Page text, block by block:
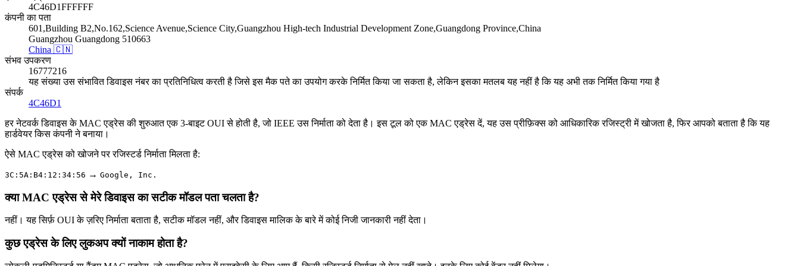
4C46D1FFFFFF
कंपनी का पता
601,Building B2,No.162,Science Avenue,Science City,Guangzhou High-tech Industrial Development Zone,Guangdong Province,China
Guangzhou Guangdong 510663
China 🇨🇳
संभव उपकरण
16777216
यह संख्या उस संभावित डिवाइस नंबर का प्रतिनिधित्व करती है जिसे इस मैक पते का उपयोग करके निर्मित किया जा सकता है, लेकिन इसका मतलब यह नहीं है कि यह अभी तक निर्मित किया गया है
संपर्क
4C46D1
हर नेटवर्क डिवाइस के MAC एड्रेस की शुरुआत एक 3-बाइट OUI से होती है, जो IEEE उस निर्माता को देता है। इस टूल को एक MAC एड्रेस दें, यह उस प्रीफ़िक्स को आधिकारिक रजिस्ट्री में खोजता है, फिर आपको बताता है कि यह
हार्डवेयर किस कंपनी ने बनाया।
ऐसे MAC एड्रेस को खोजने पर रजिस्टर्ड निर्माता मिलता है:
3C:5A:B4:12:34:56 → Google, Inc.
क्या MAC एड्रेस से मेरे डिवाइस का सटीक मॉडल पता चलता है?
नहीं। यह सिर्फ़ OUI के ज़रिए निर्माता बताता है, सटीक मॉडल नहीं, और डिवाइस मालिक के बारे में कोई निजी जानकारी नहीं देता।
कुछ एड्रेस के लिए लुकअप क्यों नाकाम होता है?